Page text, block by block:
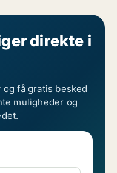
direkte i
få gratis besked
muligheder og